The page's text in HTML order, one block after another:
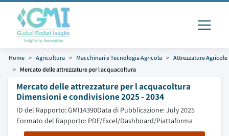
Home Agricoltura Macchinari e Tecnologia Agricola
Attrezzature Agricole
Mercato delle attrezzature per l acquacoltura
Mercato delle attrezzature per l acquacoltura
Dimensioni e condivisione 2025 - 2034
ID del Rapporto: GMI14390Data di Pubblicazione: July 2025
Formato del Rapporto: PDF/Excel/Dashboard/Piattaforma